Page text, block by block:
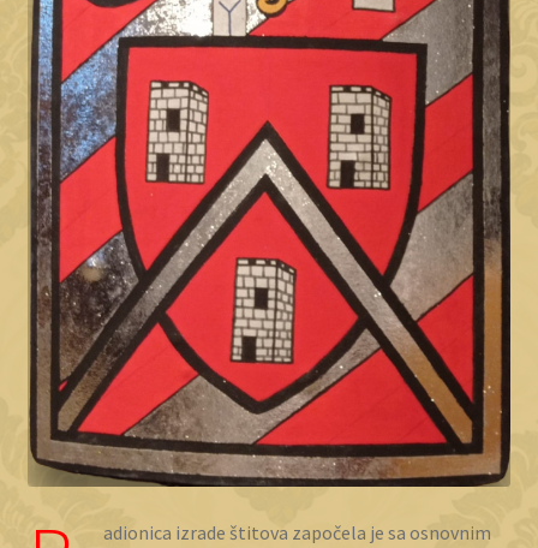
adionica izrade štitova započela je sa osnovnim